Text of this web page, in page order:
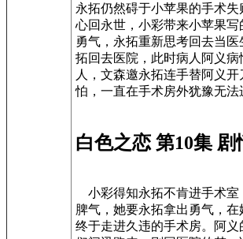
永拓仍然碍于小苹果的手术
心回永世，小彩带来小苹果
勇气，永拓重新思考回去当
拓回去医院，此时病人阿义病
人，文森邀永拓连手替阿义
怕，一直在手术房外犹豫无法
白色之恋 第10集 剧
小彩得知永拓不肯进手术室
脾气，她要永拓拿出勇气，
终于走进久违的手术房。阿